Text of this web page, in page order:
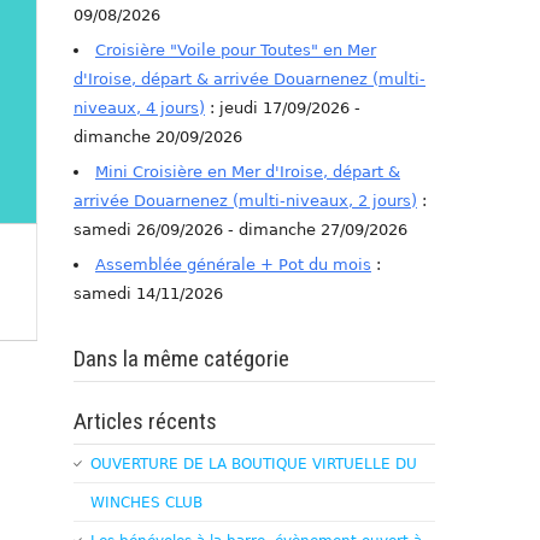
09/08/2026
Croisière "Voile pour Toutes" en Mer
d'Iroise, départ & arrivée Douarnenez (multi-
niveaux, 4 jours) : jeudi 17/09/2026 -
dimanche 20/09/2026
Mini Croisière en Mer d'Iroise, départ &
arrivée Douarnenez (multi-niveaux, 2 jours) :
samedi 26/09/2026 - dimanche 27/09/2026
Assemblée générale + Pot du mois :
samedi 14/11/2026
Dans la même catégorie
Articles récents
OUVERTURE DE LA BOUTIQUE VIRTUELLE DU
WINCHES CLUB